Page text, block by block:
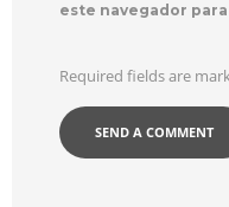
este navegador
Required fields are